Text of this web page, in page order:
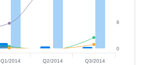
0
8
Q1/2014 Q2/2014 Q3/2014